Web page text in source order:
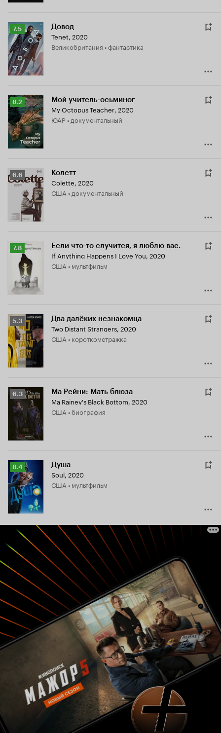
Рейтинг
Кинопоиска
7.5
7.5 Довод
Tenet, 2020
Великобритания • фантастика
Рейтинг
Кинопоиска
8.2
8.2 Мой учитель-осьминог
My Octopus Teacher, 2020
ЮАР • документальный
Рейтинг
Кинопоиска
6.6 Колетт
Colette, 2020
США • документальный
Рейтинг
Кинопоиска
7.8
7.8 Если что-то случится, я люблю вас.
If Anything Happens I Love You, 2020
США • мультфильм
Рейтинг
Кинопоиска
5.3
5.3 Два далёких незнакомца
Two Distant Strangers, 2020
США • короткометражка
Рейтинг
Кинопоиска
6.3
6.3 Ма Рейни: Мать блюза
Ma Rainey's Black Bottom, 2020
США • биография
Рейтинг
Кинопоиска
8.4
8.4 Душа
Soul, 2020
США • мультфильм